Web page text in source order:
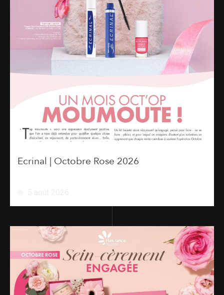
Ecrinal | Octobre Rose 2026